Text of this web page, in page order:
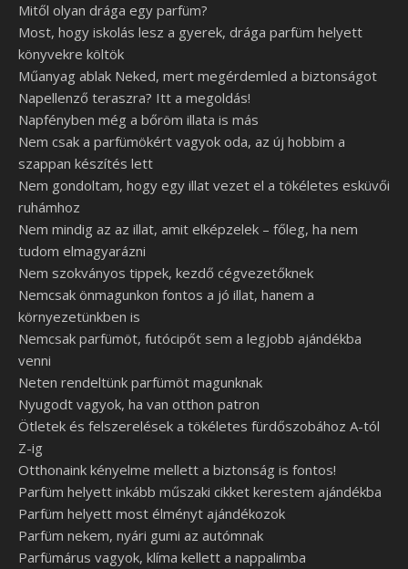
Mitől olyan drága egy parfüm?
Most, hogy iskolás lesz a gyerek, drága parfüm helyett
könyvekre költök
Műanyag ablak Neked, mert megérdemled a biztonságot
Napellenző teraszra? Itt a megoldás!
Napfényben még a bőröm illata is más
Nem csak a parfümökért vagyok oda, az új hobbim a
szappan készítés lett
Nem gondoltam, hogy egy illat vezet el a tökéletes esküvői
ruhámhoz
Nem mindig az az illat, amit elképzelek – főleg, ha nem
tudom elmagyarázni
Nem szokványos tippek, kezdő cégvezetőknek
Nemcsak önmagunkon fontos a jó illat, hanem a
környezetünkben is
Nemcsak parfümöt, futócipőt sem a legjobb ajándékba
venni
Neten rendeltünk parfümöt magunknak
Nyugodt vagyok, ha van otthon patron
Ötletek és felszerelések a tökéletes fürdőszobához A-tól
Z-ig
Otthonaink kényelme mellett a biztonság is fontos!
Parfüm helyett inkább műszaki cikket kerestem ajándékba
Parfüm helyett most élményt ajándékozok
Parfüm nekem, nyári gumi az autómnak
Parfümárus vagyok, klíma kellett a nappalimba